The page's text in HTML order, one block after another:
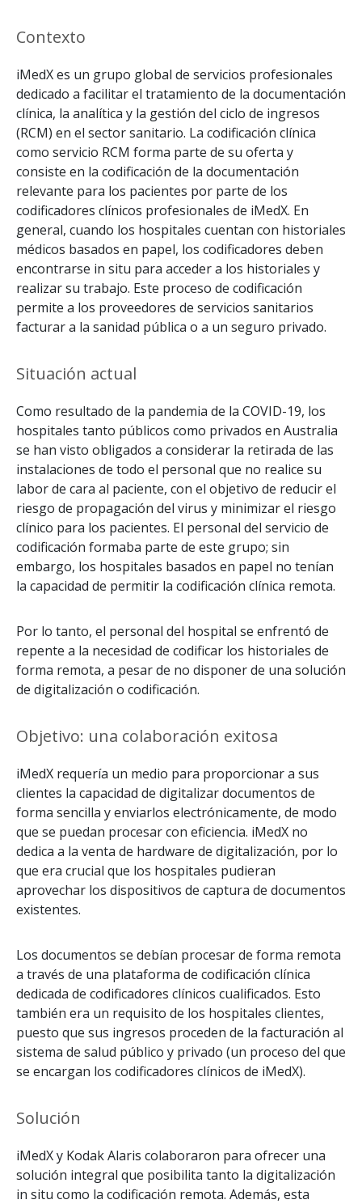
Contexto
iMedX es un grupo global de servicios profesionales
dedicado a facilitar el tratamiento de la documentación
clínica, la analítica y la gestión del ciclo de ingresos
(RCM) en el sector sanitario. La codificación clínica
como servicio RCM forma parte de su oferta y
consiste en la codificación de la documentación
relevante para los pacientes por parte de los
codificadores clínicos profesionales de iMedX. En
general, cuando los hospitales cuentan con historiales
médicos basados en papel, los codificadores deben
encontrarse in situ para acceder a los historiales y
realizar su trabajo. Este proceso de codificación
permite a los proveedores de servicios sanitarios
facturar a la sanidad pública o a un seguro privado.
Situación actual
Como resultado de la pandemia de la COVID-19, los
hospitales tanto públicos como privados en Australia
se han visto obligados a considerar la retirada de las
instalaciones de todo el personal que no realice su
labor de cara al paciente, con el objetivo de reducir el
riesgo de propagación del virus y minimizar el riesgo
clínico para los pacientes. El personal del servicio de
codificación formaba parte de este grupo; sin
embargo, los hospitales basados en papel no tenían
la capacidad de permitir la codificación clínica remota.
Por lo tanto, el personal del hospital se enfrentó de
repente a la necesidad de codificar los historiales de
forma remota, a pesar de no disponer de una solución
de digitalización o codificación.
Objetivo: una colaboración exitosa
iMedX requería un medio para proporcionar a sus
clientes la capacidad de digitalizar documentos de
forma sencilla y enviarlos electrónicamente, de modo
que se puedan procesar con eficiencia. iMedX no
dedica a la venta de hardware de digitalización, por lo
que era crucial que los hospitales pudieran
aprovechar los dispositivos de captura de documentos
existentes.
Los documentos se debían procesar de forma remota
a través de una plataforma de codificación clínica
dedicada de codificadores clínicos cualificados. Esto
también era un requisito de los hospitales clientes,
puesto que sus ingresos proceden de la facturación al
sistema de salud público y privado (un proceso del que
se encargan los codificadores clínicos de iMedX).
Solución
iMedX y Kodak Alaris colaboraron para ofrecer una
solución integral que posibilita tanto la digitalización
in situ como la codificación remota. Además, esta